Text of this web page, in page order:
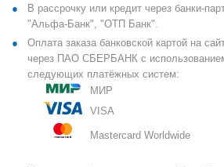
В рассрочку или кредит через банки-
"Альфа-Банк", "ОТП Банк".
Оплата заказа банковской картой на
через ПАО СБЕРБАНК с использованием
следующих платёжных систем:
МИР
VISA
Mastercard Worldwide